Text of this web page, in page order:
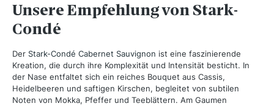
Unsere Empfehlung von Stark-
Condé
Der Stark-Condé Cabernet Sauvignon ist eine faszinierende
Kreation, die durch ihre Komplexität und Intensität besticht. In
der Nase entfaltet sich ein reiches Bouquet aus Cassis,
Heidelbeeren und saftigen Kirschen, begleitet von subtilen
Noten von Mokka, Pfeffer und Teeblättern. Am Gaumen